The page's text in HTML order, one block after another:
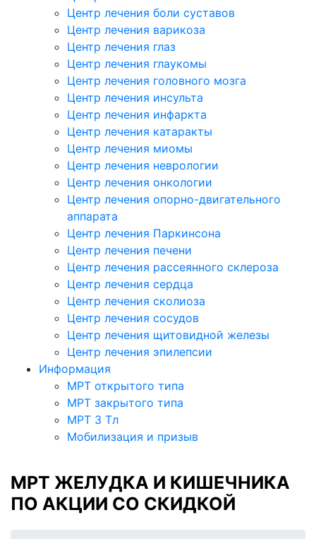
Центр лечения боли суставов
Центр лечения варикоза
Центр лечения глаз
Центр лечения глаукомы
Центр лечения головного мозга
Центр лечения инсульта
Центр лечения инфаркта
Центр лечения катаракты
Центр лечения миомы
Центр лечения неврологии
Центр лечения онкологии
Центр лечения опорно-двигательного
аппарата
Центр лечения Паркинсона
Центр лечения печени
Центр лечения рассеянного склероза
Центр лечения сердца
Центр лечения сколиоза
Центр лечения сосудов
Центр лечения щитовидной железы
Центр лечения эпилепсии
Информация
МРТ открытого типа
МРТ закрытого типа
МРТ 3 Тл
Мобилизация и призыв
МРТ ЖЕЛУДКА И КИШЕЧНИКА
ПО АКЦИИ СО СКИДКОЙ